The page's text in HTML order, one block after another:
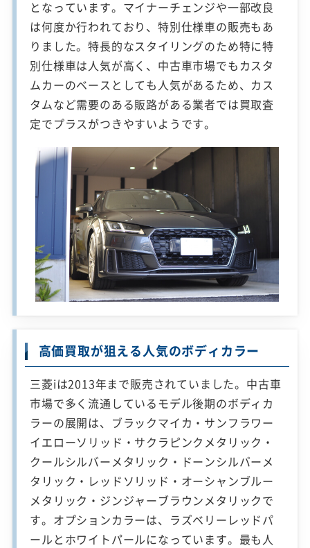
となっています。マイナーチェンジや一部改良
は何度か行われており、特別仕様車の販売もあ
りました。特長的なスタイリングのため特に特
別仕様車は人気が高く、中古車市場でもカスタ
ムカーのベースとしても人気があるため、カス
タムなど需要のある販路がある業者では買取査
定でプラスがつきやすいようです。
高価買取が狙える人気のボディカラー
三菱iは2013年まで販売されていました。中古車
市場で多く流通しているモデル後期のボディカ
ラーの展開は、ブラックマイカ・サンフラワー
イエローソリッド・サクラピンクメタリック・
クールシルバーメタリック・ドーンシルバーメ
タリック・レッドソリッド・オーシャンブルー
メタリック・ジンジャーブラウンメタリックで
す。オプションカラーは、ラズベリーレッドパ
ールとホワイトパールになっています。最も人